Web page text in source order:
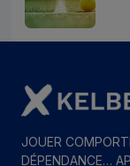
JOUER
DÉPENDANCE…